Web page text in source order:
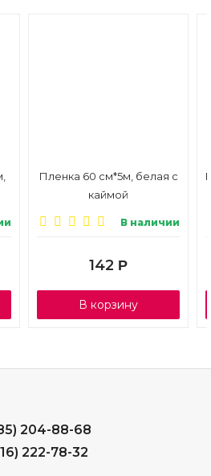
Пленка 60 см*5м, белая с
каймой
В наличии
142 Р
В корзину
204-88-68
222-78-32